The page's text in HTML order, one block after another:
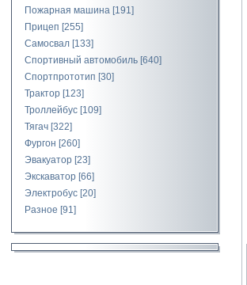
Пожарная машина [191]
Прицеп [255]
Самосвал [133]
Спортивный автомобиль [640]
Спортпрототип [30]
Трактор [123]
Троллейбус [109]
Тягач [322]
Фургон [260]
Эвакуатор [23]
Экскаватор [66]
Электробус [20]
Разное [91]